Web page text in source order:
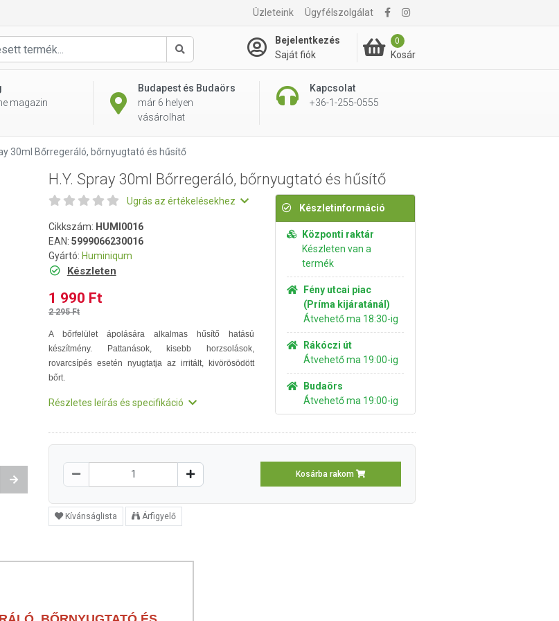
Üzleteink Ügyfélszolgálat
Keresés
Bejelentkezés
Saját fiók
0
Kosár
magazin
Budapest és Budaörs
már 6 helyen
vásárolhat
Kapcsolat
+36-1-255-0555
1 990 Ft Kosárba rakom
30ml Bőrregeráló, bőrnyugtató és hűsítő
Next
H.Y. Spray 30ml Bőrregeráló, bőrnyugtató és hűsítő
Ugrás az értékelésekhez
Cikkszám: HUMI0016
EAN: 5999066230016
Gyártó: Huminiqum
Készleten
1 990 Ft
2 295 Ft
A bőrfelület ápolására alkalmas hűsítő hatású
készítmény. Pattanások, kisebb horzsolások,
rovarcsípés esetén nyugtatja az irritált, kivörösödött
bőrt.
Részletes leírás és specifikáció
Készletinformáció
Központi raktár
Készleten van a
termék
Fény utcai piac
(Príma kijáratánál)
Átvehető ma 18:30-ig
Rákóczi út
Átvehető ma 19:00-ig
Budaörs
Átvehető ma 19:00-ig
Kosárba rakom
Kívánságlista Árfigyelő